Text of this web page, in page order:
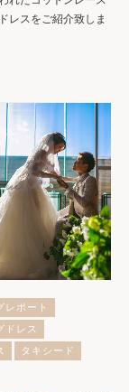
レスをご紹介致しま
レポート
ドレス
タキシード